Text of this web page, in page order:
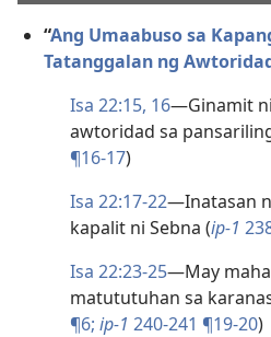
“Ang Umaabuso sa
Tatanggalan ng
Isa 22:15, 16—Ginamit
awtoridad sa
¶16-17)
Isa 22:17-22—Inatasan
kapalit ni Sebna (ip-1
Isa 22:23-25—May
matututuhan sa
¶6; ip-1 240-241 ¶19-20)